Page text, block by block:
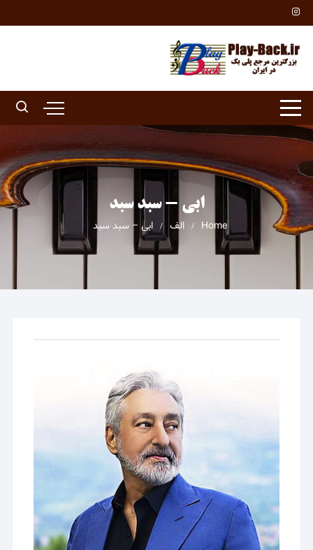
Skip
to
content
ابی - سبد سبد
Home الف ابی – سبد سبد